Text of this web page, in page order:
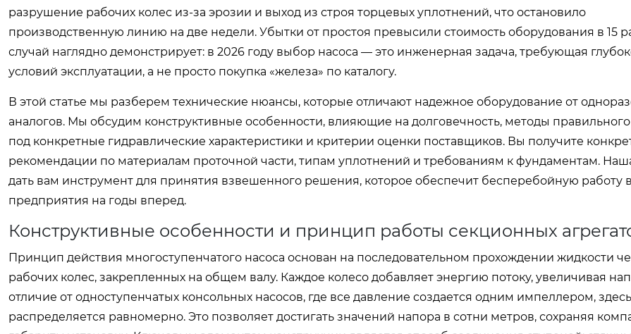
разрушение рабочих колес из-за эрозии и выход из строя торцевых уплотнений, что остановило
производственную линию на две недели. Убытки от простоя превысили стоимость оборудования в 15
случай наглядно демонстрирует: в 2026 году выбор насоса — это инженерная задача, требующая
условий эксплуатации, а не просто покупка «железа» по каталогу.
В этой статье мы разберем технические нюансы, которые отличают надежное оборудование от
аналогов. Мы обсудим конструктивные особенности, влияющие на долговечность, методы
под конкретные гидравлические характеристики и критерии оценки поставщиков. Вы получите
рекомендации по материалам проточной части, типам уплотнений и требованиям к фундаментам.
дать вам инструмент для принятия взвешенного решения, которое обеспечит бесперебойную работу
предприятия на годы вперед.
Конструктивные особенности и принцип работы секционных
Принцип действия многоступенчатого насоса основан на последовательном прохождении жидкости
рабочих колес, закрепленных на общем валу. Каждое колесо добавляет энергию потоку, увеличивая
отличие от одноступенчатых консольных насосов, где все давление создается одним импеллером,
распределяется равномерно. Это позволяет достигать значений напора в сотни метров, сохраняя